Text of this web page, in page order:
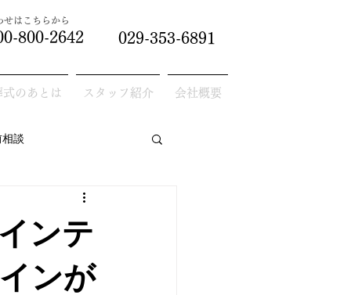
800-2642 029-353-6891
せはこちらから
式のあとは スタッフ紹介 会社概要
談
ンテ
ンが